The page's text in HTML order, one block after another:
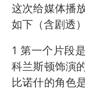
这次给媒体播
如下（含剧透
1 第一个片段
科兰斯顿饰演
比诺什的角色